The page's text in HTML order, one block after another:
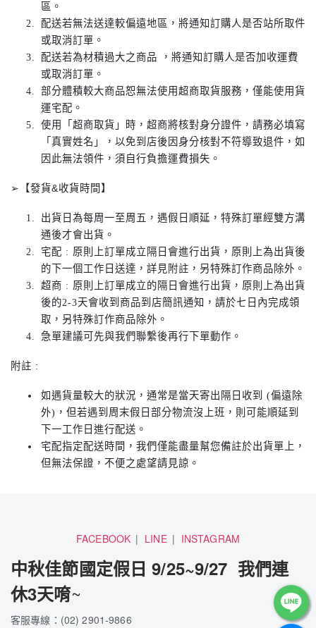
區。
配送若無法送達較偏遠地區，將通知訂購人是否站所取件
或取消訂單。
配送若為材積過大之商品 ，將通知訂購人是否加收運費
或取消訂單。
部分體積較大商品恕無法使用超商取貨服務，僅能使用貨
運宅配。
使用「超商取貨」時，超商將核對身分證件，請務必填寫
「真實姓名」，以免到店後因身分核對不符導致退件，如
因此無法領件，須自行負擔運費損失。
➢【發貨&收貨時間】
出貨日為每周一至周五，遇假日順延，特殊訂單經雙方溝
通後才會出貨。
宅配 : 原則上訂單成立隔日會進行出貨，原則上為出貨後
的下一個工作日送達，詳見附註，另特殊訂作商品除外。
超商 : 原則上訂單成立的隔日會進行出貨，原則上為出貨
後的2-3天會收到商品到店簡訊通知，請於七日內完成領
取，另特殊訂作商品除外。
急單建議可先與我們聯繫後再行下單動作。
附註 :
如遇貨量較大的狀況，通常是當天寄出隔日收到 (偏遠除
外)，但若遇到周末假日部分物流沒上班，則可能順延到
下一工作日進行配送。
宅配指定配送時間，我們僅能盡量幫您備註於出貨單上，
但無法保證，不便之處望請見諒。
FACEBOOK LINE INSTAGRAM
中秋佳節國定假日 9/25~9/27 我們連
休3天唷~
客服專線：(02) 2901-9866